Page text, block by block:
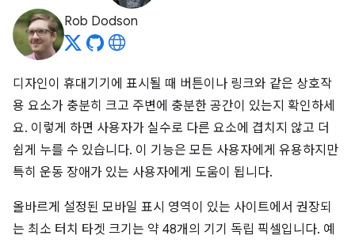
Rob Dodson
디자인이 휴대기기에 표시될 때 버튼이나 링크와 같은 상호작
용 요소가 충분히 크고 주변에 충분한 공간이 있는지 확인하세
요. 이렇게 하면 사용자가 실수로 다른 요소에 겹치지 않고 더
쉽게 누를 수 있습니다. 이 기능은 모든 사용자에게 유용하지만
특히 운동 장애가 있는 사용자에게 도움이 됩니다.
올바르게 설정된 모바일 표시 영역이 있는 사이트에서 권장되
는 최소 터치 타겟 크기는 약 48개의 기기 독립 픽셀입니다. 예